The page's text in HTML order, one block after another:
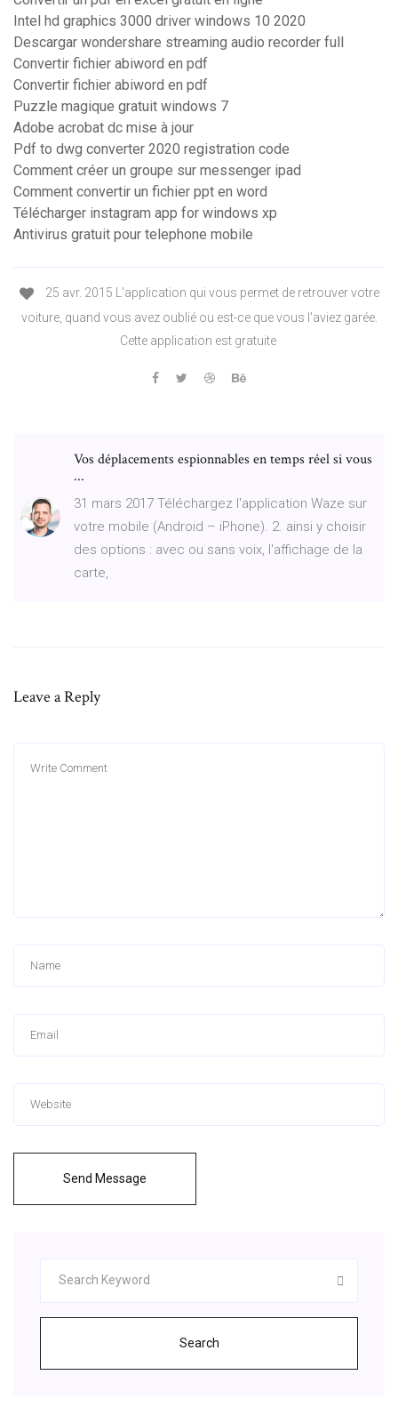
Intel hd graphics 3000 driver windows 10 2020
Descargar wondershare streaming audio recorder full
Convertir fichier abiword en pdf
Convertir fichier abiword en pdf
Puzzle magique gratuit windows 7
Adobe acrobat dc mise à jour
Pdf to dwg converter 2020 registration code
Comment créer un groupe sur messenger ipad
Comment convertir un fichier ppt en word
Télécharger instagram app for windows xp
Antivirus gratuit pour telephone mobile
25 avr. 2015 L'application qui vous permet de retrouver votre
voiture, quand vous avez oublié ou est-ce que vous l'aviez garée.
Cette application est gratuite
Vos déplacements espionnables en temps réel si vous
...
31 mars 2017 Téléchargez l'application Waze sur
votre mobile (Android – iPhone). 2. ainsi y choisir
des options : avec ou sans voix, l'affichage de la
carte,
Leave a Reply
Send Message
Search